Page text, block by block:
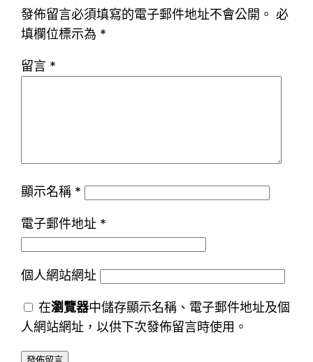
發佈留言必須填寫的電子郵件地址不會公開。 必
填欄位標示為 *
留言 *
顯示名稱 *
電子郵件地址 *
個人網站網址
在瀏覽器中儲存顯示名稱、電子郵件地址及個
人網站網址，以供下次發佈留言時使用。